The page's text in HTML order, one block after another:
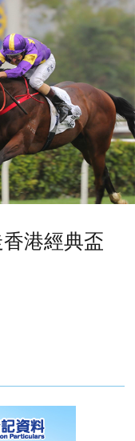
港經典盃